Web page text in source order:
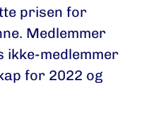
prisen for
Medlemmer
ikke-medlemmer
for 2022 og